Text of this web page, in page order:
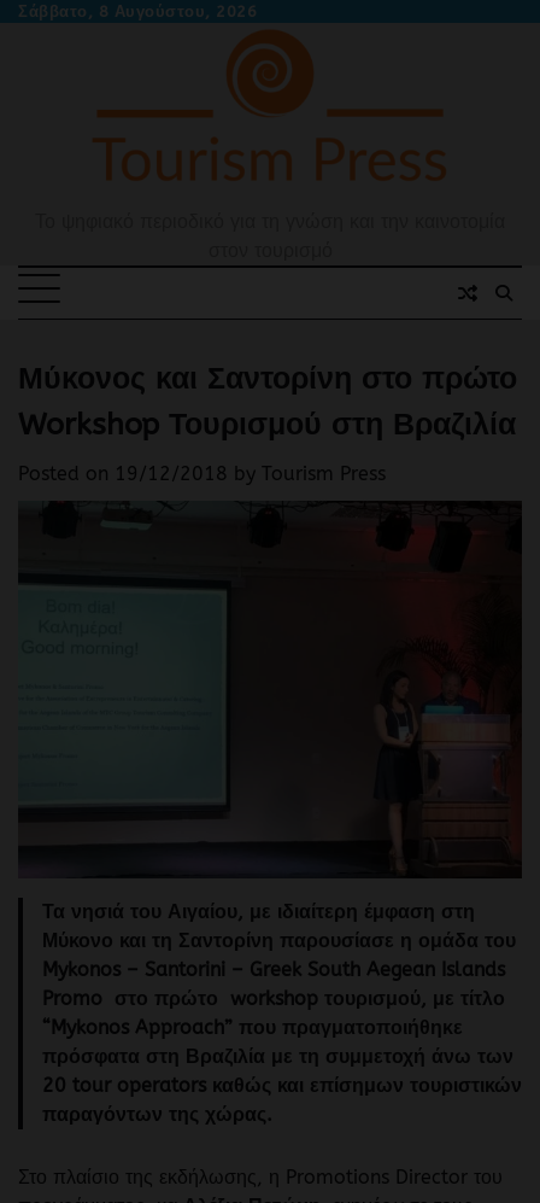
SkipΣάββατο, 8 Αυγούστου, 2026
Μύκονος και Σαντορίνη στο πρώτο
Workshop Τουρισμού στη Βραζιλία
Posted on 19/12/2018 by Tourism Press
Τα νησιά του Αιγαίου, με ιδιαίτερη έμφαση στη
Μύκονο και τη Σαντορίνη παρουσίασε η ομάδα του
Mykonos – Santorini – Greek South Aegean Islands
Promo στο πρώτο workshop τουρισμού, με τίτλο
“Mykonos Approach” που πραγματοποιήθηκε
πρόσφατα στη Βραζιλία με τη συμμετοχή άνω των
20 tour operators καθώς και επίσημων τουριστικών
παραγόντων της χώρας.
Στο πλαίσιο της εκδήλωσης, η Promotions Director του